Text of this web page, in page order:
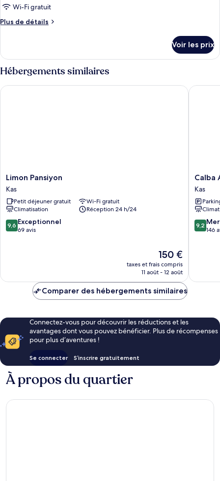
Wi-Fi gratuit
Plus de détails
Plus
le
type
de
chambre
Özkan
Voir les prix
Hébergements similaires
Limon
Pansiyon
Kas
Limon Pansiyon
Kas
Petit déjeuner gratuit
Wi-Fi gratuit
Climatisation
Réception 24 h/24
9.6
sur
9,6 Exceptionnel
69 avis
Le
nouveau
prix
de
150 €
taxes et frais compris
11 août - 12 août
Limon Pansiyon
Calba
Apart
Otel
Kas
Calba
Kas
9.2
sur
9,2
146
Calba
Comparer des hébergements similaires
Connectez-vous pour découvrir les réductions et les
avantages dont vous pouvez bénéficier. Plus de récompenses
pour plus d’aventures !
Se connecter S’inscrire gratuitement
À propos du quartier